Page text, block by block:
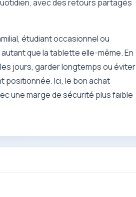
avec des retours partagés
étudiant occasionnel ou
que la tablette elle-même. En
jours, garder longtemps ou éviter
positionnée. Ici, le bon achat
une marge de sécurité plus faible